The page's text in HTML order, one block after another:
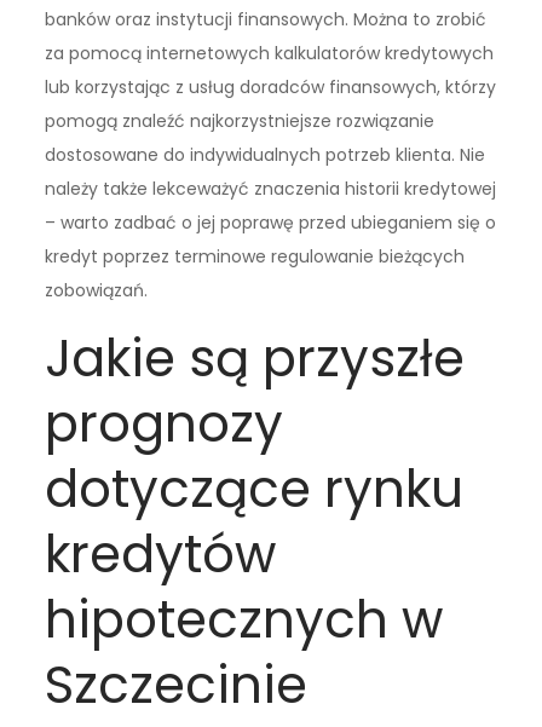
banków oraz instytucji finansowych. Można to zrobić
za pomocą internetowych kalkulatorów kredytowych
lub korzystając z usług doradców finansowych, którzy
pomogą znaleźć najkorzystniejsze rozwiązanie
dostosowane do indywidualnych potrzeb klienta. Nie
należy także lekceważyć znaczenia historii kredytowej
– warto zadbać o jej poprawę przed ubieganiem się o
kredyt poprzez terminowe regulowanie bieżących
zobowiązań.
Jakie są przyszłe
prognozy
dotyczące rynku
kredytów
hipotecznych w
Szczecinie